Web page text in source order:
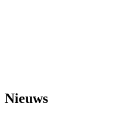
Nieuws